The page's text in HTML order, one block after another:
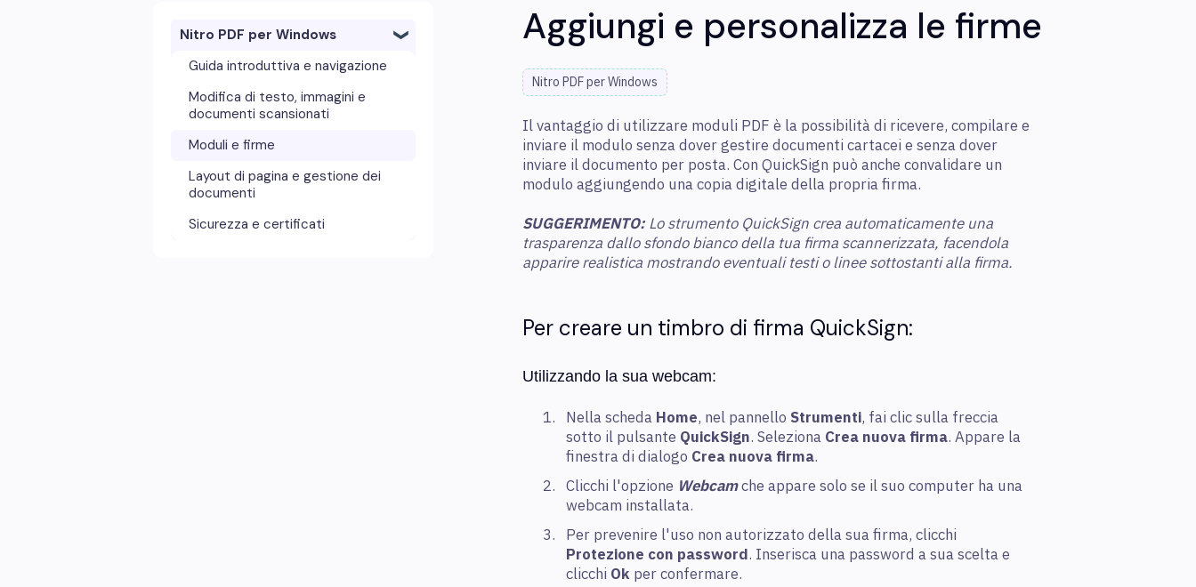
Aggiungi e personalizza le firme
Nitro PDF per Windows
Il vantaggio di utilizzare moduli PDF è la possibilità di ricevere, compilare e
inviare il modulo senza dover gestire documenti cartacei e senza dover
inviare il documento per posta. Con QuickSign può anche convalidare un
modulo aggiungendo una copia digitale della propria firma.
SUGGERIMENTO: Lo strumento QuickSign crea automaticamente una
trasparenza dallo sfondo bianco della tua firma scannerizzata, facendola
apparire realistica mostrando eventuali testi o linee sottostanti alla firma.
Per creare un timbro di firma QuickSign:
Utilizzando la sua webcam:
Nella scheda Home, nel pannello Strumenti, fai clic sulla freccia
sotto il pulsante QuickSign. Seleziona Crea nuova firma. Appare la
finestra di dialogo Crea nuova firma.
Clicchi l'opzione Webcamche appare solo se il suo computer ha una
webcam installata.
Per prevenire l'uso non autorizzato della sua firma, clicchi
Protezione con password. Inserisca una password a sua scelta e
clicchi Ok per confermare.
Nitro PDF per Windows
Guida introduttiva e navigazione
Modifica di testo, immagini e
documenti scansionati
Moduli e firme
Layout di pagina e gestione dei
documenti
Sicurezza e certificati